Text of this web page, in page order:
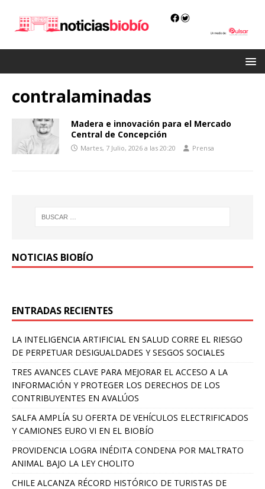
contralaminadas
Madera e innovación para el Mercado
Central de Concepción
Martes, 7 Julio, 2026 a las 20:20 Prensa
NOTICIAS BIOBÍO
ENTRADAS RECIENTES
LA INTELIGENCIA ARTIFICIAL EN SALUD CORRE EL RIESGO
DE PERPETUAR DESIGUALDADES Y SESGOS SOCIALES
TRES AVANCES CLAVE PARA MEJORAR EL ACCESO A LA
INFORMACIÓN Y PROTEGER LOS DERECHOS DE LOS
CONTRIBUYENTES EN AVALÚOS
SALFA AMPLÍA SU OFERTA DE VEHÍCULOS ELECTRIFICADOS
Y CAMIONES EURO VI EN EL BIOBÍO
PROVIDENCIA LOGRA INÉDITA CONDENA POR MALTRATO
ANIMAL BAJO LA LEY CHOLITO
CHILE ALCANZA RÉCORD HISTÓRICO DE TURISTAS DE